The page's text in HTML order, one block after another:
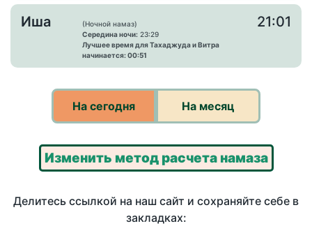
Иша
(Ночной намаз)
Середина ночи: 23:29
Лучшее время для Тахаджуда и Витра
начинается: 00:51
21:01
На сегодня На месяц
Изменить метод расчета намаза
Делитесь ссылкой на наш сайт и сохраняйте себе в
закладках: